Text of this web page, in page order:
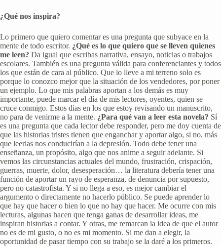
¿Qué nos inspira?
Lo primero que quiero comentar es una pregunta que subyace en la
mente de todo escritor. ¿Qué es lo que quiero que se lleven quienes
me leen? Da igual que escribas narrativa, ensayo, noticias o trabajos
escolares. También es una pregunta válida para conferenciantes y todos
los que están de cara al público. Que lo lleve a mi terreno solo es
porque lo conozco mejor que la situación de los vendedores, por poner
un ejemplo. Lo que mis palabras aportan a los demás es muy
importante, puede marcar el día de mis lectores, oyentes, quien se
cruce conmigo. Estos días en los que estoy revisando un manuscrito,
no para de venirme a la mente. ¿Para qué van a leer esta novela? Sí
es una pregunta que cada lector debe responder, pero me doy cuenta de
que las historias tristes tienen que enganchar y aportar algo, si no, más
que leerlas nos conducirían a la depresión. Todo debe tener una
enseñanza, un propósito, algo que nos anime a seguir adelante. Si
vemos las circunstancias actuales del mundo, frustración, crispación,
guerras, muerte, dolor, desesperación… la literatura debería tener una
función de aportar un rayo de esperanza, de denuncia por supuesto,
pero no catastrofista. Y si no llega a eso, es mejor cambiar el
argumento o directamente no hacerlo público. Se puede aprender lo
que hay que hacer o bien lo que no hay que hacer. Me ocurre con mis
lecturas, algunas hacen que tenga ganas de desarrollar ideas, me
inspiran historias a contar. Y otras, me remarcan la idea de que el autor
no es de mi gusto, o no es mi momento. Si me dan a elegir, la
oportunidad de pasar tiempo con su trabajo se la daré a los primeros.